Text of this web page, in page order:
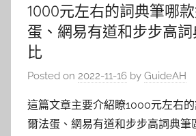
1000元左右的詞典筆哪
蛋、網易有道和步步高
比
Posted on 2022-11-16 by GuideAH
這篇文章主要介紹瞭1000元左右
爾法蛋、網易有道和步步高詞典筆